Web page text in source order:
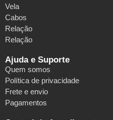
Vela
Cabos
Relação
Relação
Ajuda e Suporte
Quem somos
Política de privacidade
Frete e envio
Pagamentos